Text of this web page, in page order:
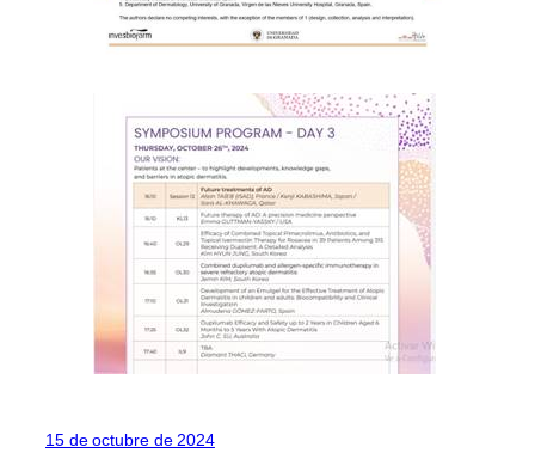
15 de octubre de 2024